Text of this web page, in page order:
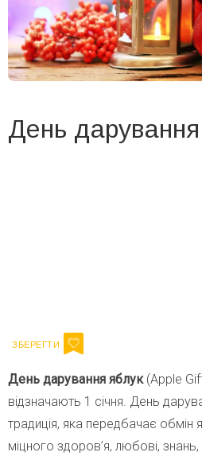
День
День дарування яблук(Apple
відзначають 1 січня. День
традиція, яка передбачає
міцного здоров’я, любові,